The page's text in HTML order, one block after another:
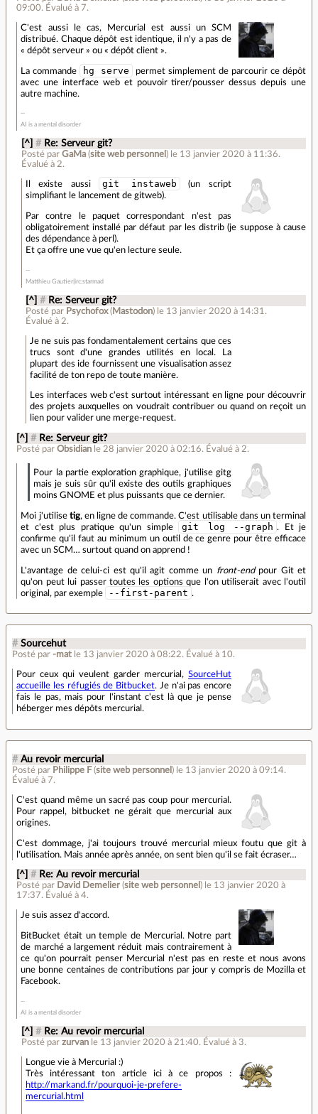
09:00. Évalué à7.
C'est aussi le cas, Mercurial est aussi un SCM
distribué. Chaque dépôt est identique, il n'y a pas de
« dépôt serveur » ou « dépôt client ».
La commande hg serve
permet simplement de parcourir ce dépôt
avec une interface web et pouvoir tirer/pousser dessus depuis une
autre machine.
AI is a mental disorder
[^] # Re: Serveur git?
Posté par GaMa(site web personnel ) le 13 janvier 2020 à 11:36.
Évalué à 2.
Il existe aussi git instaweb
(un script
simplifiant le lancement de gitweb).
Par contre le paquet correspondant n'est pas
obligatoirement installé par défaut par les distrib (je suppose à cause
des dépendance à perl).
Et ça offre une vue qu'en lecture seule.
Matthieu Gautier|irc:starmad
[^] # Re: Serveur git?
Posté par Psychofox( Mastodon) le 13 janvier 2020 à 14:31 .
Évalué à 2.
Je ne suis pas fondamentalement certains que ces
trucs sont d'une grandes utilités en local. La
plupart des ide fournissent une visualisation assez
facilité de ton repo de toute manière.
Les interfaces web c'est surtout intéressant en ligne pour découvrir
des projets auxquelles on voudrait contribuer ou quand on reçoit un
lien pour valider une merge-request.
[^] # Re: Serveur git?
Posté parObsidian le 28 janvier 2020 à 02:16. Évalué à 2.
Pour la partie exploration graphique, j'utilise gitg
mais je suis sûr qu'il existe des outils graphiques
moins GNOME et plus puissants que ce dernier.
Moi j'utilise tig, en ligne de commande. C'est utilisable dans un terminal
et c'est plus pratique qu'un simple
git log --graph . Et je
confirme qu'il faut au minimum un outil de ce genre pour être efficace
avec un SCM… surtout quand on apprend !
L'avantage de celui-ci est qu'il agit comme un front-endpour Git et
qu'on peut lui passer toutes les options que l'on utiliserait avec l'outil
original, par exemple
--first-parent .
# Sourcehut
Posté par -mat le 13 janvier 2020 à 08:22. Évalué à 10.
Pour ceux qui veulent garder mercurial, SourceHut
accueille les réfugiés de Bitbucket. Je n'ai pas encore
fais le pas, mais pour l'instant c'est là que je pense
héberger mes dépôts mercurial.
# Au revoir mercurial
Posté par Philippe F(site web personnel ) le 13 janvier 2020 à 09:14.
Évalué à 7.
C'est quand même un sacré pas coup pour mercurial.
Pour rappel, bitbucket ne gérait que mercurial aux
origines.
C'est dommage, j'ai toujours trouvé mercurial mieux foutu que git à
l'utilisation. Mais année après année, on sent bien qu'il se fait écraser…
[^] # Re: Au revoir mercurial
Posté par David Demelier (site web personnel ) le 13 janvier 2020 à
17:37. Évalué à4.
Je suis assez d'accord.
BitBucket était un temple de Mercurial. Notre part
de marché a largement réduit mais contrairement à
ce qu'on pourrait penser Mercurial n'est pas en reste et nous avons
une bonne centaines de contributions par jour y compris de Mozilla et
Facebook.
AI is a mental disorder
[^] # Re: Au revoir mercurial
Posté par zurvan le 13 janvier 2020 à 21:40. Évalué à 3.
Longue vie à Mercurial :)
Très intéressant ton article ici à ce propos :
http://markand.fr/pourquoi-je-prefere-
mercurial.html